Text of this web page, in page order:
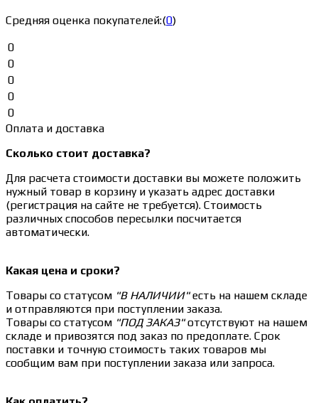
Средняя оценка покупателей:(0)
0
0
0
0
0
Оплата и доставка
Сколько стоит доставка?
Для расчета стоимости доставки вы можете положить
нужный товар в корзину и указать адрес доставки
(регистрация на сайте не требуется). Стоимость
различных способов пересылки посчитается
автоматически.
Какая цена и сроки?
Товары со статусом "В НАЛИЧИИ"есть на нашем складе
и отправляются при поступлении заказа.
Товары со статусом "ПОД ЗАКАЗ"отсутствуют на нашем
складе и привозятся под заказ по предоплате. Срок
поставки и точную стоимость таких товаров мы
сообщим вам при поступлении заказа или запроса.